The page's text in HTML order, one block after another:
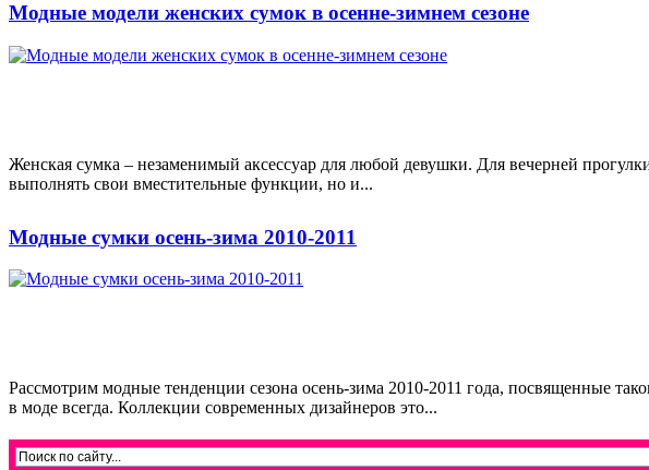
Модные модели женских сумок в осенне-зимнем сезоне
Женская сумка – незаменимый аксессуар для любой девушки. Для вечерней
выполнять свои вместительные функции, но и...
Модные сумки осень-зима 2010-2011
Рассмотрим модные тенденции сезона осень-зима 2010-2011 года, посвященные
в моде всегда. Коллекции современных дизайнеров это...